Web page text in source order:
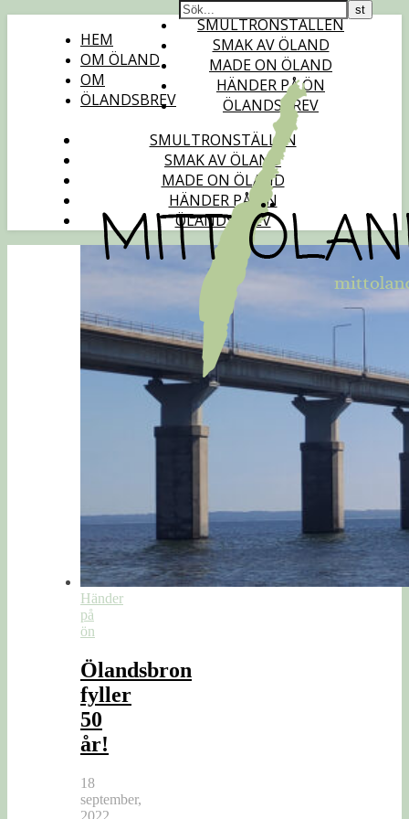
HEM
OM ÖLAND
OM
ÖLANDSBREV
SMULTRONSTÄLLEN
SMAK AV ÖLAND
MADE ON ÖLAND
HÄNDER PÅ ÖN
ÖLANDSBREV
SMULTRONSTÄLLEN
SMAK AV ÖLAND
MADE ON ÖLAND
HÄNDER PÅ ÖN
ÖLANDSBREV
Händer
på
ön
Ölandsbron
fyller
50
år!
18
september,
2022